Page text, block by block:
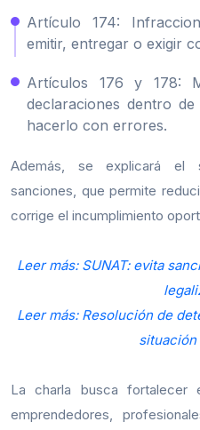
Artículo 174:
emitir, entregar o exigir
Artículos 176 y 178:
declaraciones dentro
hacerlo con errores.
Además, se explicará el
sanciones, que permite
corrige el incumplimiento
Leer más: SUNAT: evita
Leer más: Resolución de
La charla busca fortalecer
emprendedores,